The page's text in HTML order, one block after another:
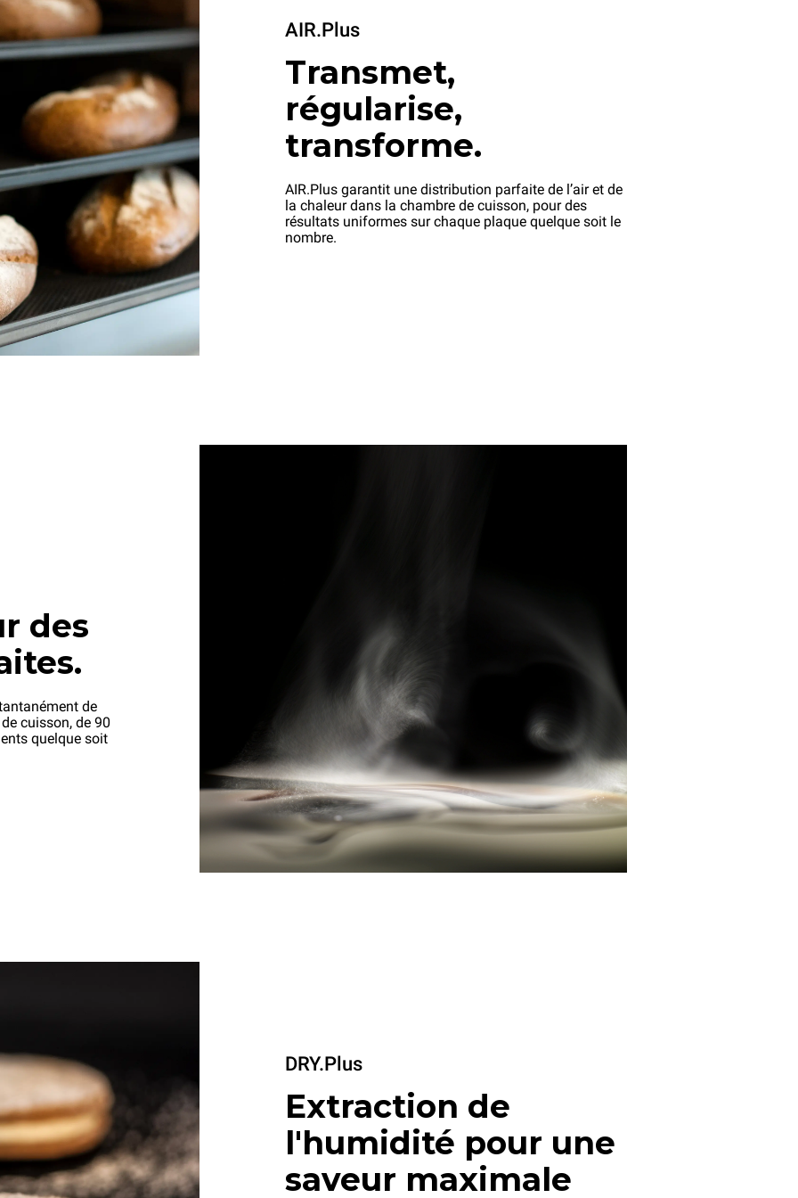
AIR.Plus
Transmet,
régularise,
transforme.
AIR.Plus garantit une distribution parfaite de l’air et de
la chaleur dans la chambre de cuisson, pour des
résultats uniformes sur chaque plaque quelque soit le
nombre.
des
de
cuisson, de 90
quelque soit
DRY.Plus
Extraction de
l'humidité pour une
saveur maximale